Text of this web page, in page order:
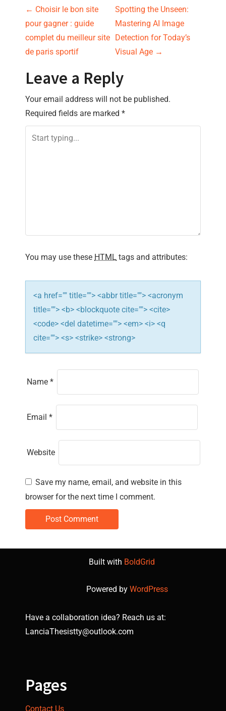
P
o
s
t
n
a
v
t
i
o
n
← Choisir le bon site
pour gagner : guide
complet du meilleur site
de paris sportif
Spotting the Unseen:
Mastering AI Image
Detection for Today’s
Visual Age →
Leave a Reply
Your email address will not be published.
Required fields are marked *
You may use these HTML tags and attributes:
<a href="" title=""> <abbr title=""> <acronym
title=""> <b> <blockquote cite=""> <cite>
<code> <del datetime=""> <em> <i> <q
cite=""> <s> <strike> <strong>
Name *
Email *
Website
Save my name, email, and website in this
browser for the next time I comment.
Built with BoldGrid
Powered by WordPress
Have a collaboration idea? Reach us at:
LanciaThesistty@outlook.com
Pages
Contact Us